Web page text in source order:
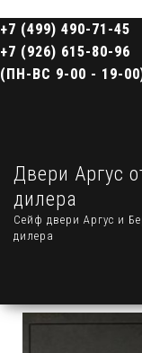
+7 (499) 490-71-45
+7 (926) 615-80-96
(ПН-ВС 9-00 - 19-
Двери Аргус
дилера
Сейф двери Аргус и
дилера